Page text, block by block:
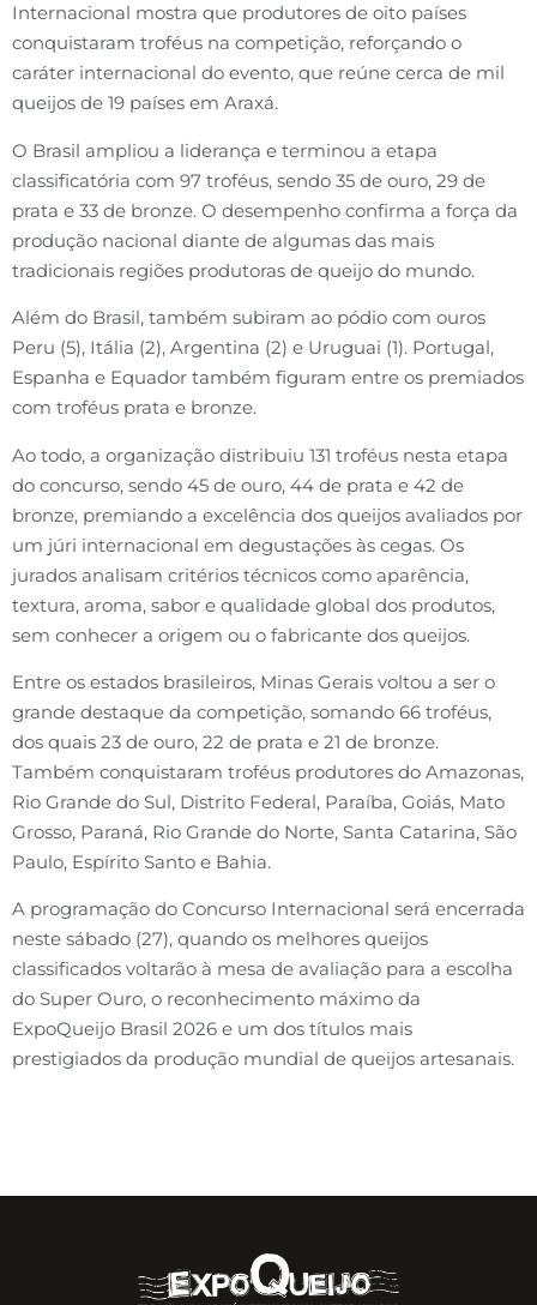
Internacional mostra que produtores de oito países
conquistaram troféus na competição, reforçando o
caráter internacional do evento, que reúne cerca de mil
queijos de 19 países em Araxá.
O Brasil ampliou a liderança e terminou a etapa
classificatória com 97 troféus, sendo 35 de ouro, 29 de
prata e 33 de bronze. O desempenho confirma a força da
produção nacional diante de algumas das mais
tradicionais regiões produtoras de queijo do mundo.
Além do Brasil, também subiram ao pódio com ouros
Peru (5), Itália (2), Argentina (2) e Uruguai (1). Portugal,
Espanha e Equador também figuram entre os premiados
com troféus prata e bronze.
Ao todo, a organização distribuiu 131 troféus nesta etapa
do concurso, sendo 45 de ouro, 44 de prata e 42 de
bronze, premiando a excelência dos queijos avaliados por
um júri internacional em degustações às cegas. Os
jurados analisam critérios técnicos como aparência,
textura, aroma, sabor e qualidade global dos produtos,
sem conhecer a origem ou o fabricante dos queijos.
Entre os estados brasileiros, Minas Gerais voltou a ser o
grande destaque da competição, somando 66 troféus,
dos quais 23 de ouro, 22 de prata e 21 de bronze.
Também conquistaram troféus produtores do Amazonas,
Rio Grande do Sul, Distrito Federal, Paraíba, Goiás, Mato
Grosso, Paraná, Rio Grande do Norte, Santa Catarina, São
Paulo, Espírito Santo e Bahia.
A programação do Concurso Internacional será encerrada
neste sábado (27), quando os melhores queijos
classificados voltarão à mesa de avaliação para a escolha
do Super Ouro, o reconhecimento máximo da
ExpoQueijo Brasil 2026 e um dos títulos mais
prestigiados da produção mundial de queijos artesanais.